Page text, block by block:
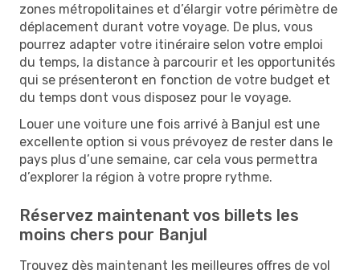
zones métropolitaines et d’élargir votre périmètre de
déplacement durant votre voyage. De plus, vous
pourrez adapter votre itinéraire selon votre emploi
du temps, la distance à parcourir et les opportunités
qui se présenteront en fonction de votre budget et
du temps dont vous disposez pour le voyage.
Louer une voiture une fois arrivé à Banjul est une
excellente option si vous prévoyez de rester dans le
pays plus d’une semaine, car cela vous permettra
d’explorer la région à votre propre rythme.
Réservez maintenant vos billets les
moins chers pour Banjul
Trouvez dès maintenant les meilleures offres de vol